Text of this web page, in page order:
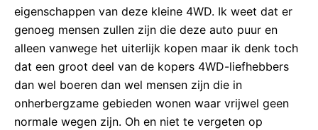
eigenschappen van deze kleine 4WD. Ik weet dat er
genoeg mensen zullen zijn die deze auto puur en
alleen vanwege het uiterlijk kopen maar ik denk toch
dat een groot deel van de kopers 4WD-liefhebbers
dan wel boeren dan wel mensen zijn die in
onherbergzame gebieden wonen waar vrijwel geen
normale wegen zijn. Oh en niet te vergeten op